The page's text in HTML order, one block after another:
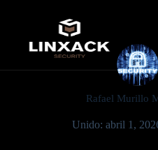
Rafael Murillo
Unido: abril 1,